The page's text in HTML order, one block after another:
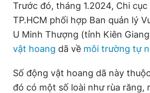
Trước đó, tháng 1.2024, Chi cục
TP.HCM phối hợp Ban quản lý
U Minh Thượng (tỉnh Kiên
vật hoang dã về môi trường tự
Số động vật hoang dã này
đó có một số loài như rùa răng,